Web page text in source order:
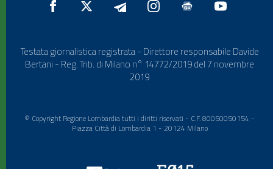
Testata giornalistica registrata - Direttore responsabile Davide
Bertani - Reg. Trib. di Milano n° 14772/2019 del 7 novembre
2019
© Copyright Regione Lombardia tutti i diritti riservati - C.F. 80050050154 -
Piazza Città di Lombardia 1 - 20124 Milano